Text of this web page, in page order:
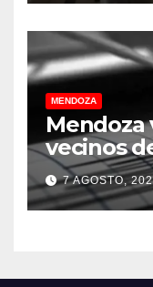
MENDOZA
Mendoza
vecinos
un fuerte
7 AGOSTO,